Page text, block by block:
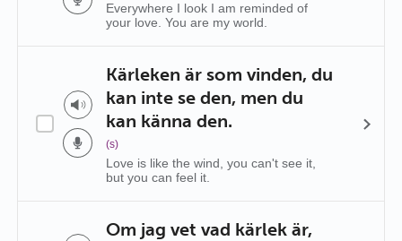
Everywhere I look I am reminded of
your love. You are my world.
Kärleken är som vinden, du
kan inte se den, men du
kan känna den.
(s)
Love is like the wind, you can't see it,
but you can feel it.
Om jag vet vad kärlek är,